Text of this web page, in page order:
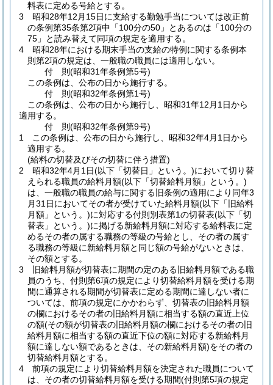
料表に定める号給とする。
3
昭和28年12月15日に支給する勤勉手当については改正前
の条例第35条第2項中「100分の50」とあるのは「100分の
75」と読み替えて同項の規定を適用する。
4
昭和28年における期末手当の支給の特例に関する条例本
則第2項の規定は、一般職の職員には適用しない。
付 則(昭和31年条例第5号)
この条例は、公布の日から施行する。
付 則(昭和32年条例第1号)
この条例は、公布の日から施行し、昭和31年12月1日から
適用する。
付 則(昭和32年条例第9号)
1
この条例は、公布の日から施行し、昭和32年4月1日から
適用する。
(給料の切替及びその切替に伴う措置)
2
昭和32年4月1日(以下「切替日」という。)において切り替
えられる職員の給料月額(以下「切替給料月額」という。)
は、一般職の職員の給与に関する旧条例の適用により同年3
月31日においてその者が受けていた給料月額(以下「旧給料
月額」という。)に対応する付則別表第1の切替表(以下「切
替表」という。)に掲げる新給料月額に対応する給料表に定
めるその者の属する職務の等級の号給とし、その者の属す
る職務の等級に新給料月額と同じ額の号給がないときは、
その額とする。
3
旧給料月額が切替表に期間の定のある旧給料月額である職
員のうち、付則第6項の規定により切替給料月額を受ける期
間に通算される期間が切替表に定める期間に達しない者に
ついては、前項の規定にかかわらず、切替表の旧給料月額
の欄におけるその者の旧給料月額に相当する額の直近上位
の額(その額が切替表の旧給料月額の欄におけるその者の旧
給料月額に相当する額の直近下位の額に対応する新給料月
額に達しない額であるときは、その新給料月額)をその者の
切替給料月額とする。
4
前項の規定により切替給料月額を決定された職員について
は、その者の切替給料月額を受ける期間(付則第5項の規定